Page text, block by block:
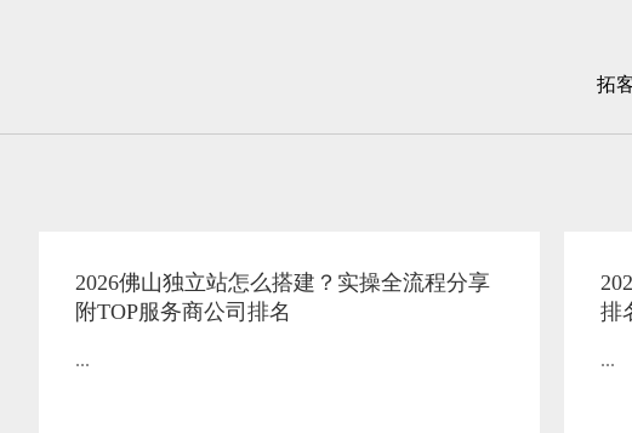
拓
2026佛山独立站怎么搭建？实操全流程分享
附TOP服务商公司排名
...
排
...